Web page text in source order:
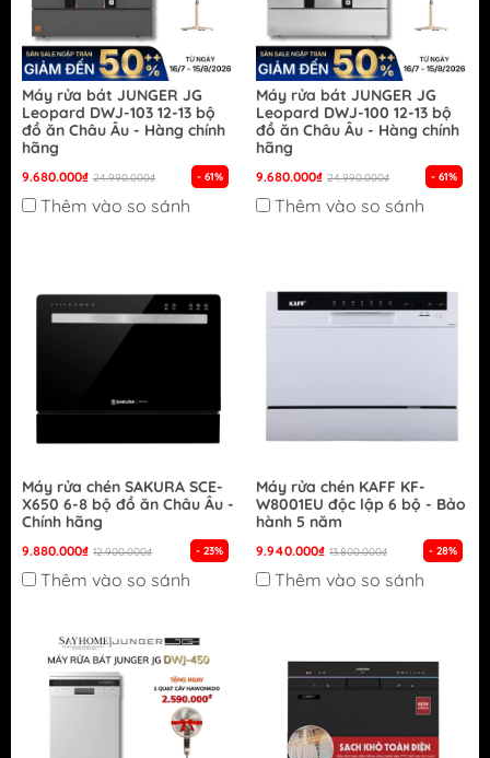
Máy rửa bát JUNGER JG
Leopard DWJ-103 12-13 bộ
đồ ăn Châu Âu - Hàng chính
hãng
9.680.000₫ 24.990.000₫ - 61%
Thêm vào so sánh
Máy rửa bát JUNGER JG
Leopard DWJ-100 12-13 bộ
đồ ăn Châu Âu - Hàng chính
hãng
9.680.000₫ 24.990.000₫ - 61%
Thêm vào so sánh
Máy rửa chén SAKURA SCE-
X650 6-8 bộ đồ ăn Châu Âu -
Chính hãng
9.880.000₫ 12.900.000₫ - 23%
Thêm vào so sánh
Máy rửa chén KAFF KF-
W8001EU độc lập 6 bộ - Bảo
hành 5 năm
9.940.000₫ 13.800.000₫ - 28%
Thêm vào so sánh